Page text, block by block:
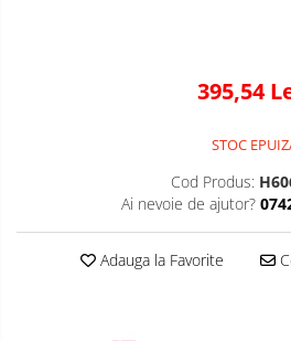
395,54
STOC
Cod Produs:
Ai nevoie de ajutor?
Adauga la Favorite